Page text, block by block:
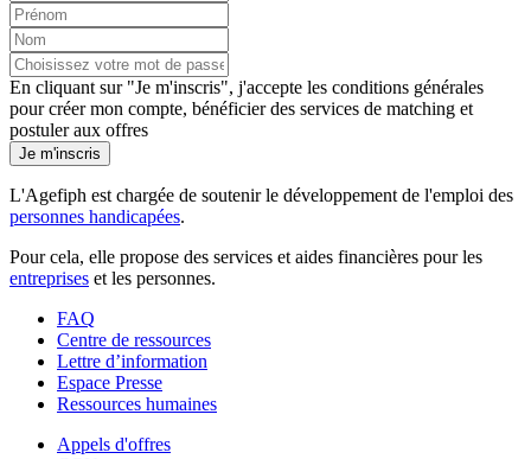
En cliquant sur "Je m'inscris", j'accepte les conditions générales
pour créer mon compte, bénéficier des services de matching et
postuler aux offres
Je m'inscris
L'Agefiph est chargée de soutenir le développement de l'emploi des
personnes handicapées.
Pour cela, elle propose des services et aides financières pour les
entreprises et les personnes.
FAQ
Centre de ressources
Lettre d’information
Espace Presse
Ressources humaines
Appels d'offres